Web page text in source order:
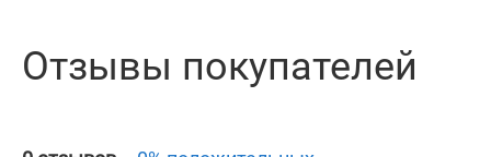
Отзывы покупателей